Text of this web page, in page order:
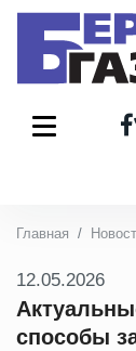
Главная
12.05.2026
способы